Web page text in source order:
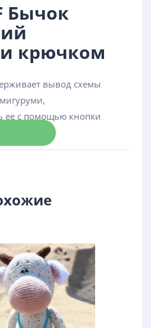
Бычок
крючком
вывод схемы
ее с помощью кнопки